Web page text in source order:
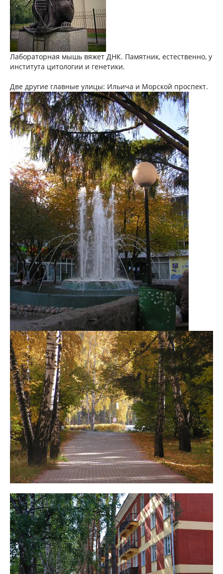
Лабораторная мышь вяжет ДНК. Памятник, естественно, у
института цитологии и генетики.
Две другие главные улицы: Ильича и Морской проспект.